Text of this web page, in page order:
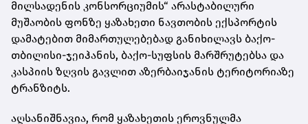
მილსადენის კონსორციუმის“ არასტაბილური
მუშაობის ფონზე ყაზახეთი ნავთობის ექსპორტის
დამატებით მიმართულებებად განიხილავს ბაქო-
თბილისი-ჯეიჰანის, ბაქო-სუფსის მარშრუტებსა და
კასპიის ზღვის გავლით აზერბაიჯანის ტერიტორიაზე
ტრანზიტს.
აღსანიშნავია, რომ ყაზახეთის ეროვნულმა